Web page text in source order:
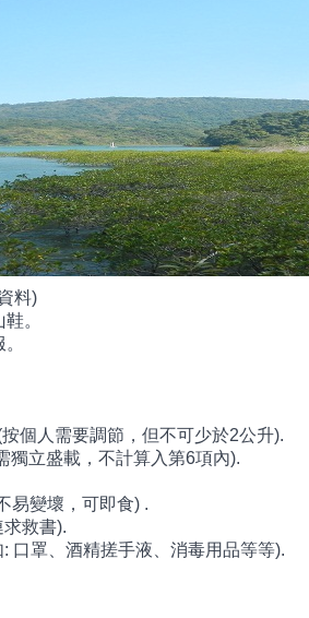
料)
。
個人需要調節，但不可少於2公升).
獨立盛載，不計算入第6項內).
易變壞，可即食) .
救書).
口罩、酒精搓手液、消毒用品等等).